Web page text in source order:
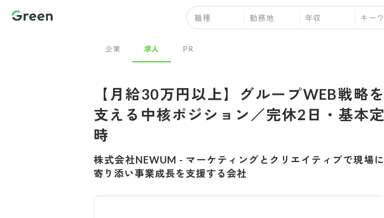
職種 勤務地 年収
企業 求人 PR
【月給30万円以上】グループWEB戦略を
支える中核ポジション／完休2日・基本定
時
株式会社NEWUM - マーケティングとクリエイティブで現場に
寄り添い事業成長を支援する会社